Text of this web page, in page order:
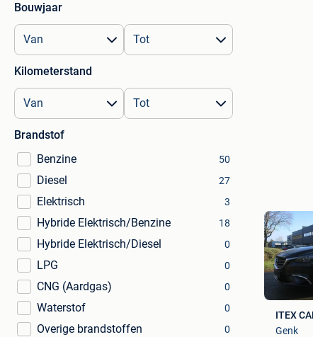
Bouwjaar
Kilometerstand
Brandstof
Benzine
50
Diesel 27
Elektrisch 3
Hybride Elektrisch/Benzine 18
Hybride Elektrisch/Diesel 0
LPG 0
CNG (Aardgas) 0
Waterstof 0
Overige brandstoffen 0
ITEX
Genk